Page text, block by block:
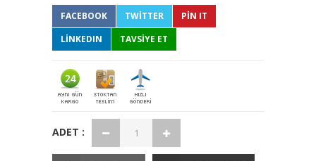
FACEBOOK TWITTER
PIN IT
LINKEDIN
TAVSİYE ET
ADET :